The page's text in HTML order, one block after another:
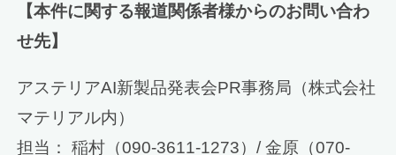
【本件に関する報道関係者様からのお問い合わ
せ先】
アステリアAI新製品発表会PR事務局（株式会社
マテリアル内）
担当： 稲村（090-3611-1273）/ 金原（070-